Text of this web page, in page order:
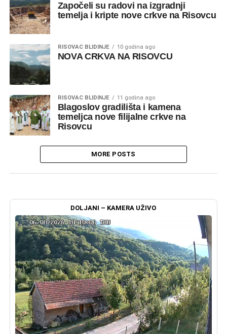
Započeli su radovi na izgradnji
temelja i kripte nove crkve na Risovcu
RISOVAC BLIDINJE 10 godina ago
NOVA CRKVA NA RISOVCU
RISOVAC BLIDINJE 11 godina ago
Blagoslov gradilišta i kamena
temeljca nove filijalne crkve na
Risovcu
MORE POSTS
DOLJANI – KAMERA UŽIVO